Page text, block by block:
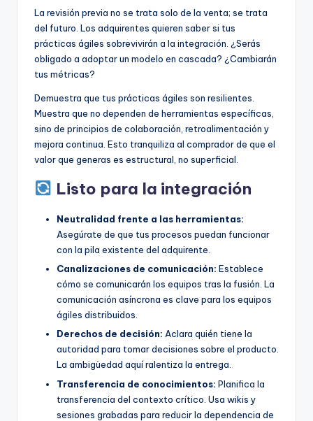
La revisión previa no se trata solo de la venta; se trata
del futuro. Los adquirentes quieren saber si tus
prácticas ágiles sobrevivirán a la integración. ¿Serás
obligado a adoptar un modelo en cascada? ¿Cambiarán
tus métricas?
Demuestra que tus prácticas ágiles son resilientes.
Muestra que no dependen de herramientas específicas,
sino de principios de colaboración, retroalimentación y
mejora continua. Esto tranquiliza al comprador de que el
valor que generas es estructural, no superficial.
Listo para la integración
Neutralidad frente a las herramientas:
Asegúrate de que tus procesos puedan funcionar
con la pila existente del adquirente.
Canalizaciones de comunicación: Establece
cómo se comunicarán los equipos tras la fusión. La
comunicación asíncrona es clave para los equipos
ágiles distribuidos.
Derechos de decisión: Aclara quién tiene la
autoridad para tomar decisiones sobre el producto.
La ambigüedad aquí ralentiza la entrega.
Transferencia de conocimientos: Planifica la
transferencia del contexto crítico. Usa wikis y
sesiones grabadas para reducir la dependencia de